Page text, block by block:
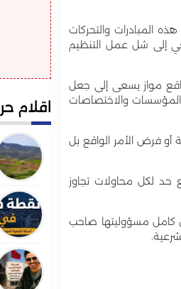
المبادرات والتحركات
إلى شل عمل التنظيم
مواز يسعى إلى جعل
والاختصاصات
أو فرض الأمر الواقع بل
حد لكل محاولات تجاوز
كامل مسؤوليتها صاحب
اقلام